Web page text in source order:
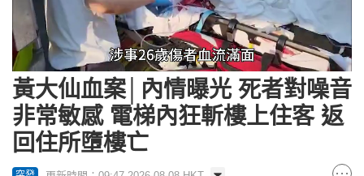
Unmute Loaded:
49.96%
黃大仙血案│內情曝光 死者對噪音
非常敏感 電梯內狂斬樓上住客 返
回住所墮樓亡